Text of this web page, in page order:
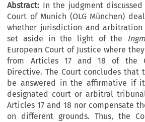
Abstract: In the judgment
Court of Munich (OLG München)
whether jurisdiction and arbitration
set aside in the light of the
European Court of Justice where
from Articles 17 and 18 of the
Directive. The Court concludes that
be answered in the affirmative if
designated court or arbitral
Articles 17 and 18 nor compensate
on different grounds. Thus, the